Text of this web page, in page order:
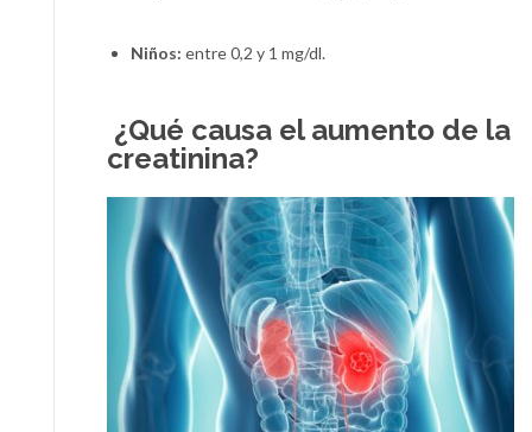
Niños: entre 0,2 y 1 mg/dl.
¿Qué causa el aumento de la
creatinina?